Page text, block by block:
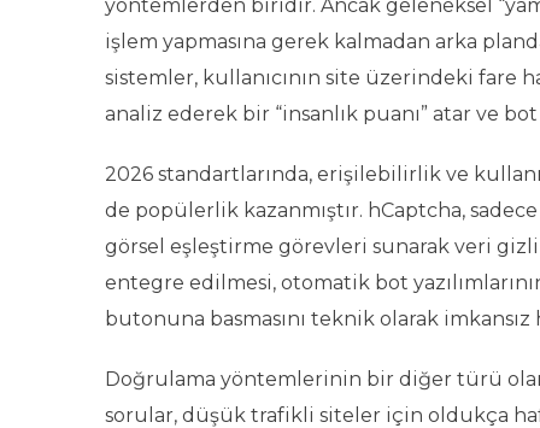
yöntemlerden biridir. Ancak geleneksel
işlem yapmasına gerek kalmadan arka
sistemler, kullanıcının site üzerindeki fare
analiz ederek bir “insanlık puanı” atar ve
2026 standartlarında, erişilebilirlik ve
de popülerlik kazanmıştır. hCaptcha,
görsel eşleştirme görevleri sunarak veri
entegre edilmesi, otomatik bot
butonuna basmasını teknik olarak
Doğrulama yöntemlerinin bir diğer türü
sorular, düşük trafikli siteler için oldukça